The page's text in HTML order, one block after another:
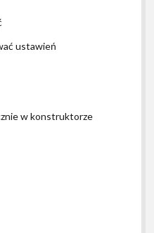
ustawień
w konstruktorze